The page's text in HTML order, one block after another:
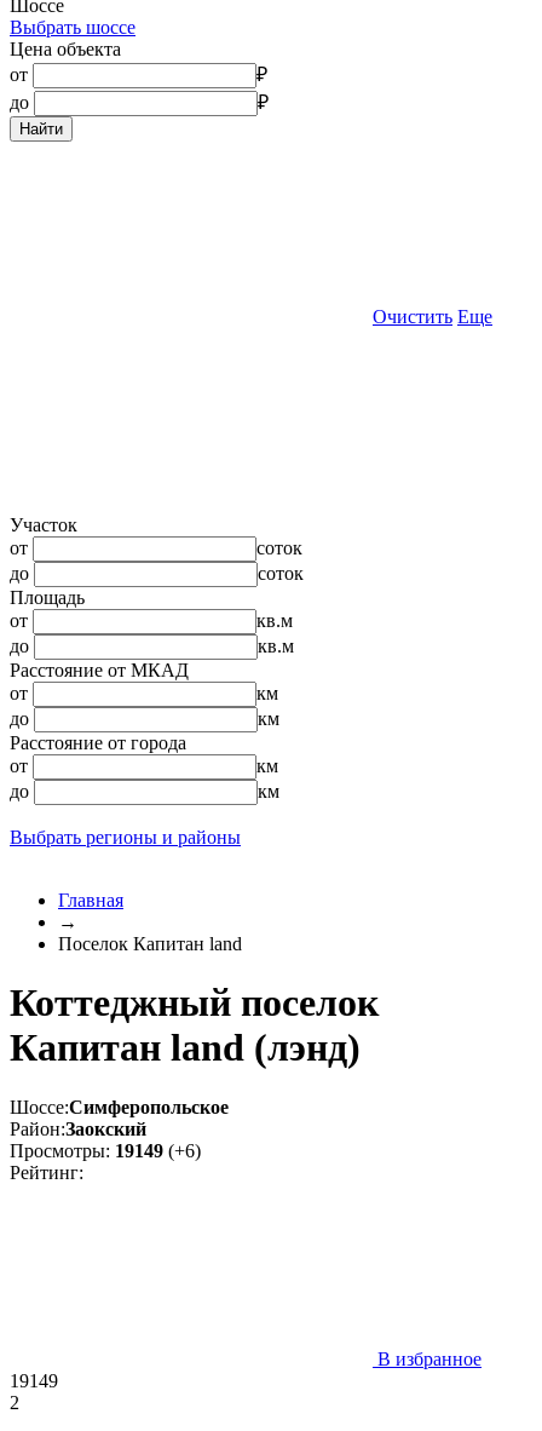
Шоссе
Выбрать шоссе
Цена объекта
от
₽
до
₽
Найти
Очистить Еще
Участок
от
соток
до
соток
Площадь
от
кв.м
до
кв.м
Расстояние от МКАД
от
км
до
км
Расстояние от города
от
км
до
км
Выбрать регионы и районы
Главная
→
Поселок Капитан land
Коттеджный поселок
Капитан land (лэнд)
Шоссе:Симферопольское
Район:Заокский
Просмотры: 19149 (+6)
Рейтинг:
В избранное
19149
2